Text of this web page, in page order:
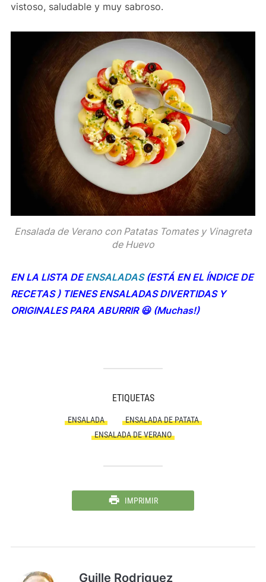
vistoso, saludable y muy sabroso.
Ensalada de Verano con Patatas Tomates y Vinagreta
de Huevo
EN LA LISTA DEENSALADAS(ESTÁ EN EL ÍNDICE DE
RECETAS ) TIENES ENSALADAS DIVERTIDAS Y
ORIGINALES PARA ABURRIR 😃 (Muchas!)
ETIQUETAS
ENSALADA
ENSALADA DE PATATA
ENSALADA DE VERANO
IMPRIMIR
Guille Rodriguez